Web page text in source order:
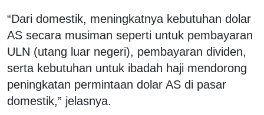
“Dari domestik, meningkatnya kebutuhan dolar
AS secara musiman seperti untuk pembayaran
ULN (utang luar negeri), pembayaran dividen,
serta kebutuhan untuk ibadah haji mendorong
peningkatan permintaan dolar AS di pasar
domestik,” jelasnya.